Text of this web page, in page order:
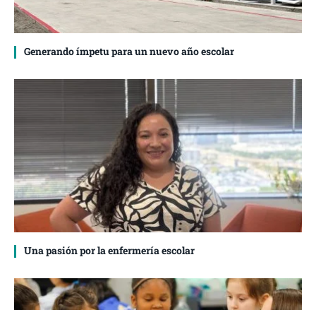
Generando ímpetu para un nuevo año escolar
Una pasión por la enfermería escolar